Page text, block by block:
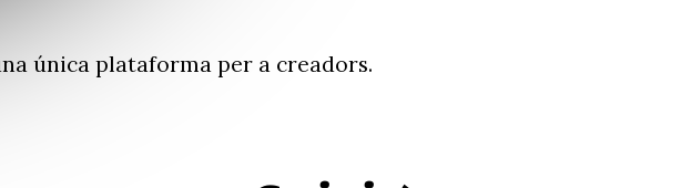
única plataforma per a creadors.